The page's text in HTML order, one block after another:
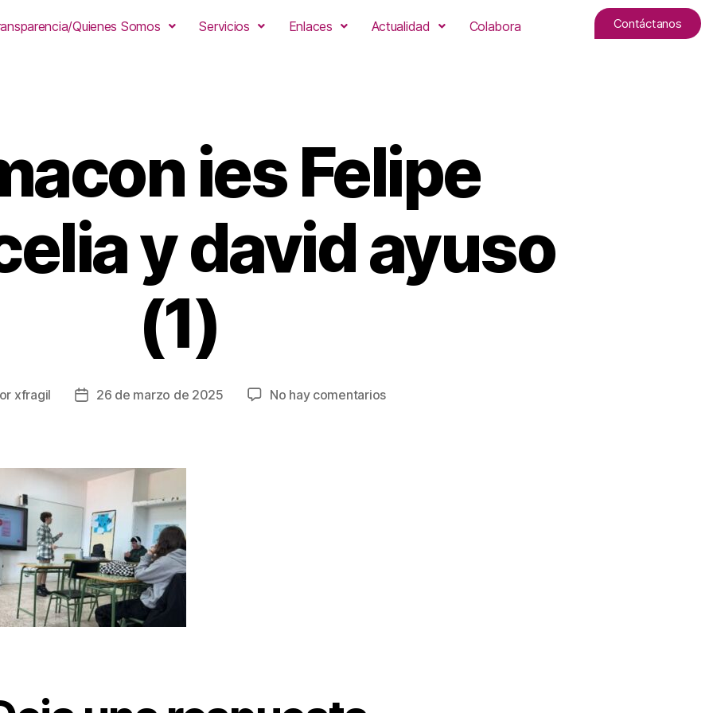
Quienes Somos Servicios Enlaces Actualidad Colabora Contáctanos
ies Felipe
y david ayuso
(1)
xfragil 26 de marzo de 2025 No hay comentarios